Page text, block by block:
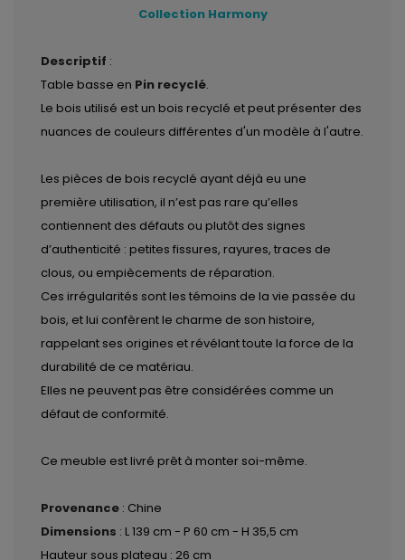
Collection Harmony
Descriptif :
Table basse en Pin recyclé.
Le bois utilisé est un bois recyclé et peut présenter des
nuances de couleurs différentes d'un modèle à l'autre.
Les pièces de bois recyclé ayant déjà eu une
première utilisation, il n’est pas rare qu’elles
contiennent des défauts ou plutôt des signes
d’authenticité : petites fissures, rayures, traces de
clous, ou empiècements de réparation.
Ces irrégularités sont les témoins de la vie passée du
bois, et lui confèrent le charme de son histoire,
rappelant ses origines et révélant toute la force de la
durabilité de ce matériau.
Elles ne peuvent pas être considérées comme un
défaut de conformité.
Ce meuble est livré prêt à monter soi-même.
Provenance : Chine
Dimensions : L 139 cm - P 60 cm - H 35,5 cm
Hauteur sous plateau : 26 cm